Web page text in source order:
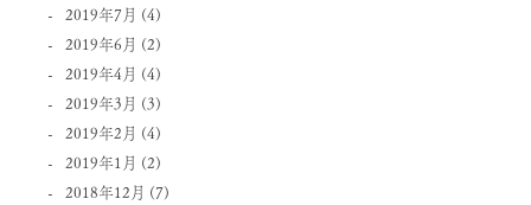
2019年7月 (4)
2019年6月 (2)
2019年4月 (4)
2019年3月 (3)
2019年2月 (4)
2019年1月 (2)
2018年12月 (7)